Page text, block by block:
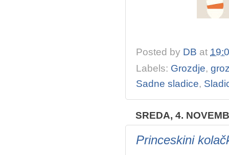
Posted by DB at
Labels: Grozdje,
Sadne sladice,
SREDA, 4.
Princeskini